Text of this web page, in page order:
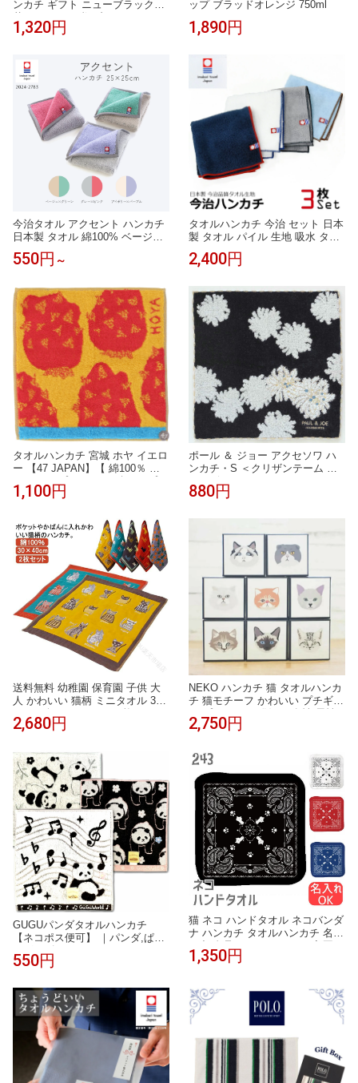
ンカチ ギフト ニューブラック小
ース アーンジョーギフト プレゼ
1,320円
ップ ブラッドオレンジ 750ml
1,890円
今治タオル アクセント ハンカチ
日本製 タオル 綿100% ベージュ
アイボリー グレー ピンク グリー
ン パープル 1枚 3枚 5枚 全色セ
プレゼント 引越し祝い ギフト タ
オルギフト
550円 ～
タオルハンカチ 今治 セット 日本
製 タオル パイル 生地 吸水 タオ
ル ハンカチ 3枚セット メンズ ビ
ジネス カジュアル 今治 ブランド
2,400円
タオルハンカチ 宮城 ホヤ イエロ
ー 【47 JAPAN】【 綿100％ ミ
ニタオル プレゼント ギフト プチ
ギフト 引越 挨拶 内祝 お礼 お返
1,100円
ポール ＆ ジョー アクセソワ ハ
ンカチ・S ＜クリザンテーム ・
ネイビー＞ 25×25cm タオルハン
カチ レディース かわいい おしゃ
880円
送料無料 幼稚園 保育園 子供 大
人 かわいい 猫柄 ミニタオル 30×
40cm 綿100％ ガーゼ 2枚セット
タオル ハンカチ タオルハンカチ
2,680円
NEKO ハンカチ 猫 タオルハンカ
チ 猫モチーフ かわいい プチギフ
ト プレゼント 猫好き 女性 男性
お礼 お返し クリスマス
2,750円
GUGUパンダタオルハンカチ
【ネコポス便可】 ｜パンダ,ぱん
タオル,ミニハンカチ,中国,中華
ギフト,赤ちゃん,パンダ雑貨, r
o0805
550円
猫 ネコ ハンドタオル ネコバンダ
ナ ハンカチ タオルハンカチ 名入
れ 記念品 アニバーサリー 入園
入学 卒園 卒業 入学祝い 還暦 卒
ギフト
1,350円